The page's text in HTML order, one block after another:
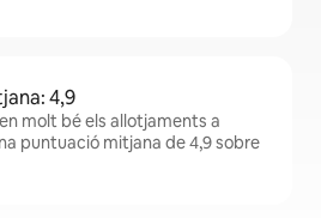
4,9
molt bé els allotjaments a
puntuació mitjana de 4,9 sobre